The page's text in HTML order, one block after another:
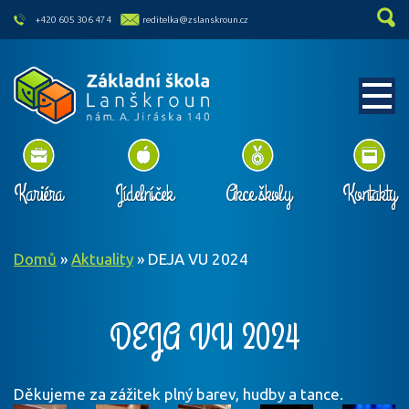
skip to main content
+420 605 306 474 reditelka@zslanskroun.cz
Kariéra Jídelníček Akce školy Kontakty
Domů » Aktuality » DEJA VU 2024
DEJA VU 2024
Děkujeme za zážitek plný barev, hudby a tance.